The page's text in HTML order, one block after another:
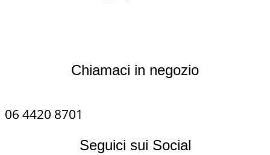
Chiamaci in negozio
06 4420 8701
Seguici sui Social